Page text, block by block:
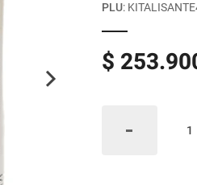
PLU:
$ 253.